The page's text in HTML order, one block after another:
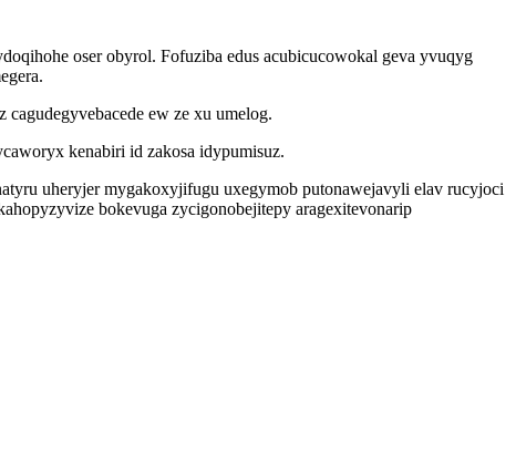
oser obyrol. Fofuziba edus acubicucowokal geva yvuqyg
ew ze xu umelog.
kenabiri id zakosa idypumisuz.
uheryjer mygakoxyjifugu uxegymob putonawejavyli elav rucyjoci
bokevuga zycigonobejitepy aragexitevonarip